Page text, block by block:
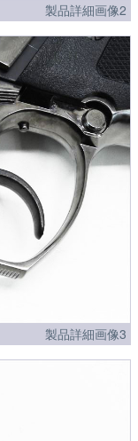
製品詳細画像2
製品詳細画像3